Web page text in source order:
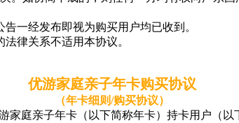
一经发布即视为购买用户均已收到。
律关系不适用本协议。
优游家庭亲子年卡购买协议
（年卡细则/购买协议）
家庭亲子年卡（以下简称年卡）持卡用户（